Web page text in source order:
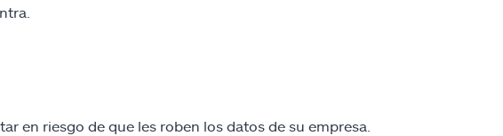
en riesgo de que les roben los datos de su empresa.